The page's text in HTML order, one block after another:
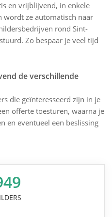
en vrijblijvend, in enkele
wordt ze automatisch naar
rond Sint-
Zo bespaar je veel tijd
de verschillende
die geïnteresseerd zijn in je
offerte toesturen, waarna je
en eventueel een beslissing